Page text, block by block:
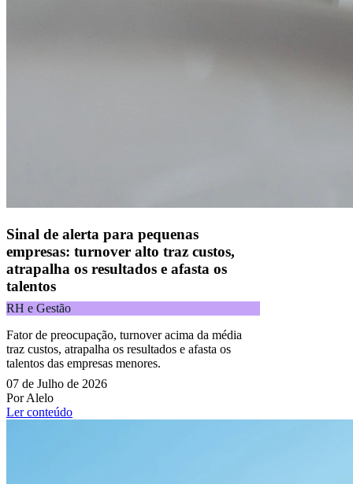
Sinal de alerta para pequenas
empresas: turnover alto traz custos,
atrapalha os resultados e afasta os
talentos
RH e Gestão
Fator de preocupação, turnover acima da média
traz custos, atrapalha os resultados e afasta os
talentos das empresas menores.
07 de Julho de 2026
Por Alelo
Ler conteúdo